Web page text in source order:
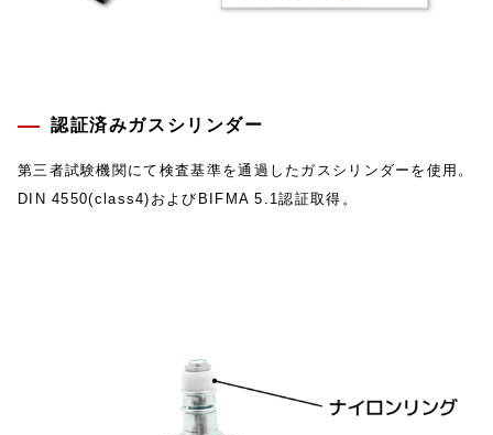
認証済みガスシリンダー
第三者試験機関にて検査基準を通過したガスシリンダーを使用。
DIN 4550(class4)およびBIFMA 5.1認証取得。